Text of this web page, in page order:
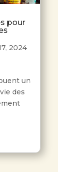
pour
2024
un
des